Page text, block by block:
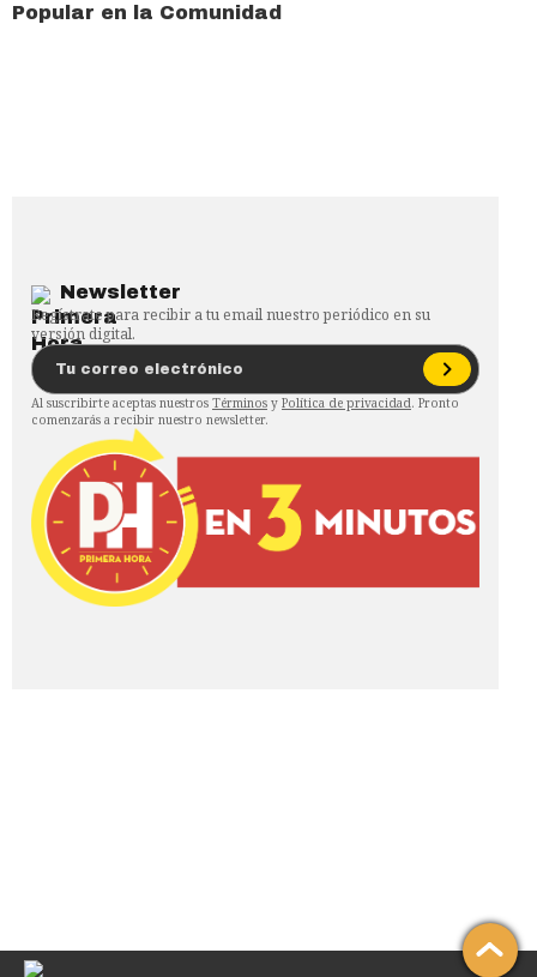
Popular en la Comunidad
Newsletter
Regístrate para recibir a tu email nuestro periódico en su
versión digital.
Al suscribirte aceptas nuestros Términos y Política de privacidad. Pronto
comenzarás a recibir nuestro newsletter.